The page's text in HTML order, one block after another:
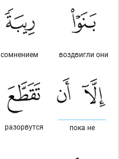
воздвигли они
сомнением
пока не
разорвутся